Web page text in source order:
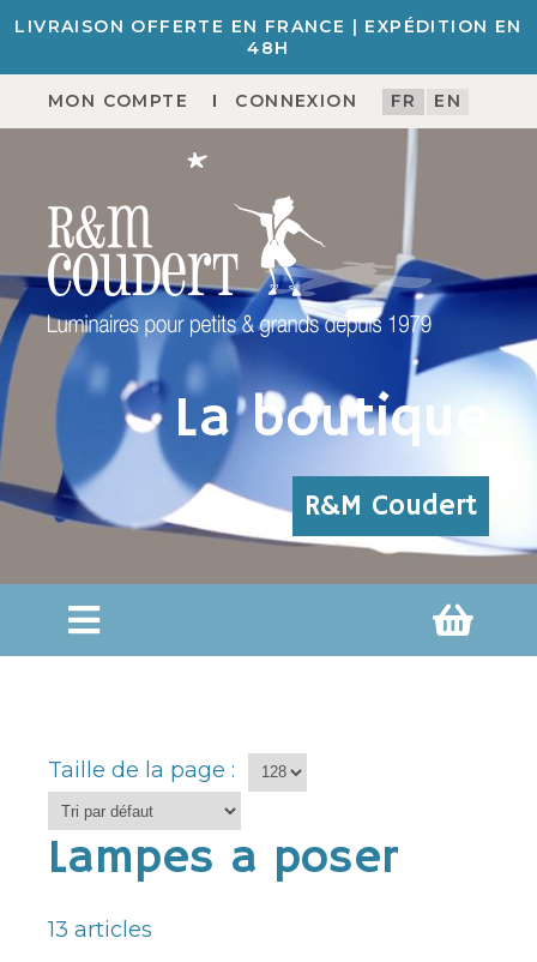
LIVRAISON OFFERTE EN FRANCE | EXPÉDITION EN
48H
MON COMPTE CONNEXION FR EN
La boutique
R&M Coudert
Taille de la page :
Lampes a poser
13 articles